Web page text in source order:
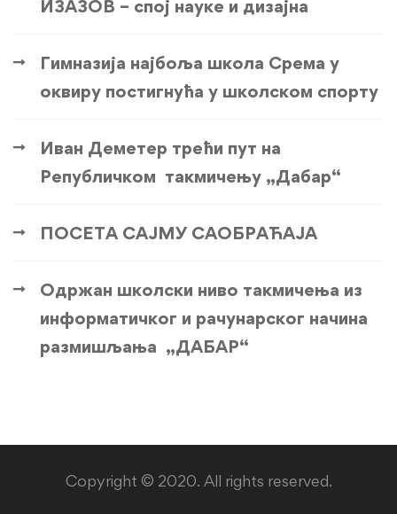
ИЗАЗОВ – спој науке и дизајна
Гимназија најбоља школа Срема у
оквиру постигнућа у школском спорту
Иван Деметер трећи пут на
Републичком такмичењу „Дабар“
ПОСЕТА САЈМУ САОБРАЋАЈА
Одржан школски ниво такмичења из
информатичког и рачунарског начина
размишљања „ДАБАР“
Copyright © 2020. All rights reserved.